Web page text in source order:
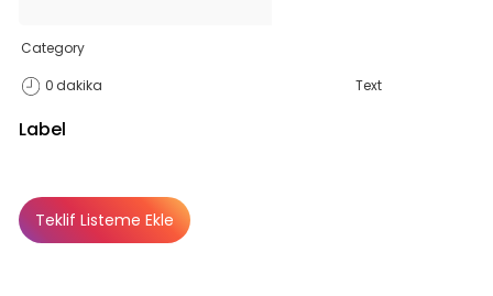
Basic
Basic
Premium
Abonelik Dışı
Category
0 dakika Text
Label
Teklif Listeme Ekle